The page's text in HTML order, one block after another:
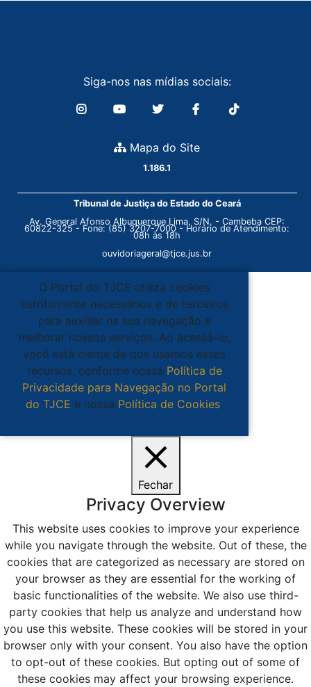
Siga-nos nas mídias sociais:
Mapa do Site
1.186.1
Tribunal de Justiça do Estado do Ceará
Av. General Afonso Albuquerque Lima, S/N. - Cambeba CEP:
60822-325 - Fone: (85) 3207-7000 - Horário de Atendimento:
08h às 18h
ouvidoriageral@tjce.jus.br
O Portal do TJCE utiliza cookies
estritamente necessários e de terceiros
para auxiliar na sua navegação e
melhorar nossos serviços. Ao acessá-lo,
você está ciente de que usamos esses
recursos, conforme nossa Política de
Privacidade para Navegação no Portal
do TJCE e nossa Política de Cookies.
Fechar
Privacy Overview
This website uses cookies to improve your experience
while you navigate through the website. Out of these, the
cookies that are categorized as necessary are stored on
your browser as they are essential for the working of
basic functionalities of the website. We also use third-
party cookies that help us analyze and understand how
you use this website. These cookies will be stored in your
browser only with your consent. You also have the option
to opt-out of these cookies. But opting out of some of
these cookies may affect your browsing experience.